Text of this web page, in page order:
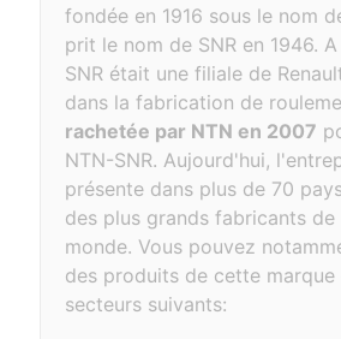
fondée en 1916 sous le nom
prit le nom de SNR en 1946.
SNR était une filiale de
dans la fabrication de
rachetée par NTN en 2007
NTN-SNR. Aujourd'hui,
présente dans plus de 70
des plus grands fabricants de
monde. Vous pouvez
des produits de cette marque
secteurs suivants: